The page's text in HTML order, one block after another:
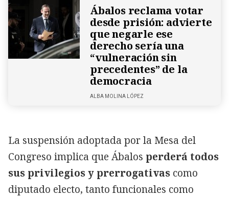
Ábalos reclama votar
desde prisión: advierte
que negarle ese
derecho sería una
“vulneración sin
precedentes” de la
democracia
ALBA MOLINA LÓPEZ
La suspensión adoptada por la Mesa del
Congreso implica que Ábalos perderá todos
sus privilegios y prerrogativas como
diputado electo, tanto funcionales como